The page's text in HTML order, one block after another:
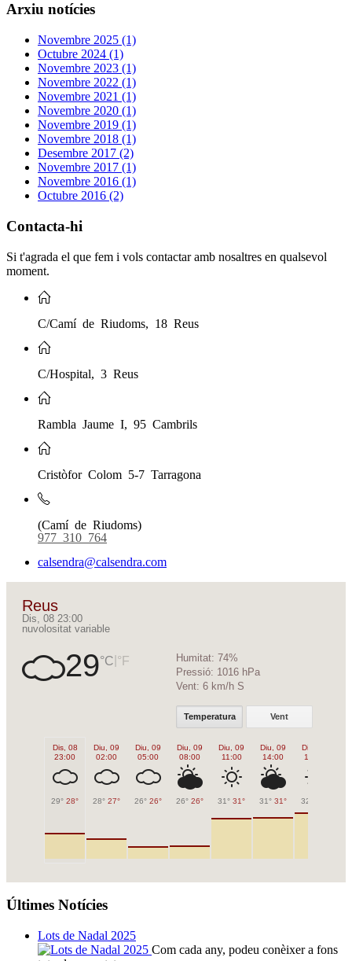
Arxiu notícies
Novembre 2025 (1)
Octubre 2024 (1)
Novembre 2023 (1)
Novembre 2022 (1)
Novembre 2021 (1)
Novembre 2020 (1)
Novembre 2019 (1)
Novembre 2018 (1)
Desembre 2017 (2)
Novembre 2017 (1)
Novembre 2016 (1)
Octubre 2016 (2)
Contacta-hi
Si t'agrada el que fem i vols contactar amb nosaltres en qualsevol
moment.
C/Camí de Riudoms, 18 Reus
C/Hospital, 3 Reus
Rambla Jaume I, 95 Cambrils
Cristòfor Colom 5-7 Tarragona
(Camí de Riudoms)
977 310 764
calsendra@calsendra.com
Reus
Dis, 08 23:00
nuvolositat variable
29°C °F Humitat: 74%
Pressió: 1016 hPa
Vent: 6 km/h S
Temperatura Vent
Dis, 08
23:00
29° 28°
Diu, 09
02:00
28° 27°
Diu, 09
05:00
26° 26°
Diu, 09
08:00
26° 26°
Diu, 09
11:00
31° 31°
Diu, 09
14:00
31° 31°
Diu, 09
17:00
32°
Últimes Notícies
Lots de Nadal 2025
Com cada any, podeu conèixer a fons